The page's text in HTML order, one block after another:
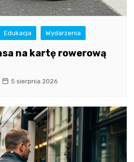
Edukacja Wydarzenia
na kartę rowerową
5 sierpnia 2026